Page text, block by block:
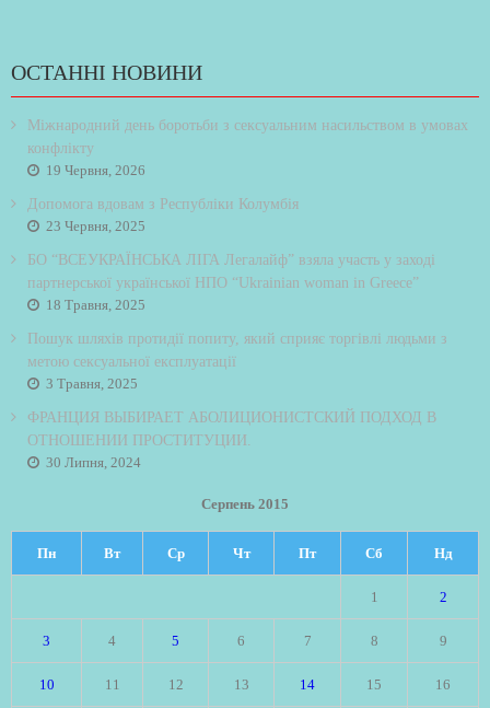
ОСТАННІ НОВИНИ
Міжнародний день боротьби з сексуальним насильством в умовах
конфлікту
19 Червня, 2026
Допомога вдовам з Республіки Колумбія
23 Червня, 2025
БО “ВСЕУКРАЇНСЬКА ЛІГА Легалайф” взяла участь у заході
партнерської української НПО “Ukrainian woman in Greece”
18 Травня, 2025
Пошук шляхів протидії попиту, який сприяє торгівлі людьми з
метою сексуальної експлуатації
3 Травня, 2025
ФРАНЦИЯ ВЫБИРАЕТ АБОЛИЦИОНИСТСКИЙ ПОДХОД В
ОТНОШЕНИИ ПРОСТИТУЦИИ.
30 Липня, 2024
Серпень 2015
Пн Вт Ср Чт Пт Сб Нд
1 2
3 4 5 6 7 8 9
10 11 12 13 14 15 16